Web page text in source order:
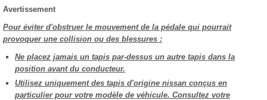
Avertissement
Pour éviter d'obstruer le mouvement de la pédale qui pourrait
provoquer une collision ou des blessures :
Ne placez jamais un tapis par-dessus un autre tapis dans la
position avant du conducteur.
Utilisez uniquement des tapis d'origine nissan conçus en
particulier pour votre modèle de véhicule. Consultez votre